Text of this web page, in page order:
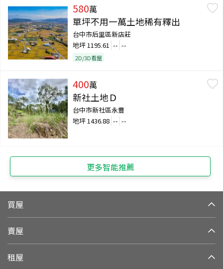
580萬
單坪不用一萬土地稀有釋出
台中市后里區新店莊
地坪1195.61 -- --
2D/3D看屋
400萬
新社土地Ｄ
台中市新社區永豐
地坪1436.88 -- --
更多智能推薦
買屋
賣屋
租屋